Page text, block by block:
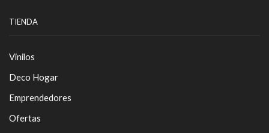
TIENDA
Vinilos
Deco Hogar
Emprendedores
Ofertas